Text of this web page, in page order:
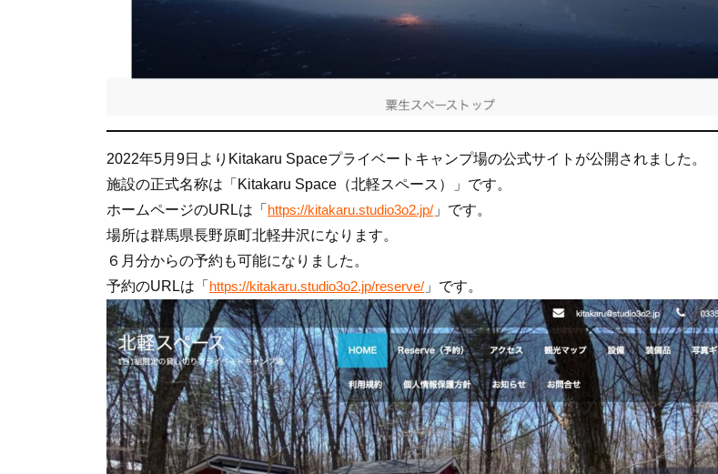
2022年5月9日よりKitakaru Spaceプライベートキャンプ場の公式サイトが公開されました。
施設の正式名称は「Kitakaru Space（北軽スペース）」です。
ホームページのURLは「 https://kitakaru.studio3o2.jp/ 」です。
場所は群馬県長野原町北軽井沢になります。
６月分からの予約も可能になりました。
予約のURLは「 https://kitakaru.studio3o2.jp/reserve/ 」です。